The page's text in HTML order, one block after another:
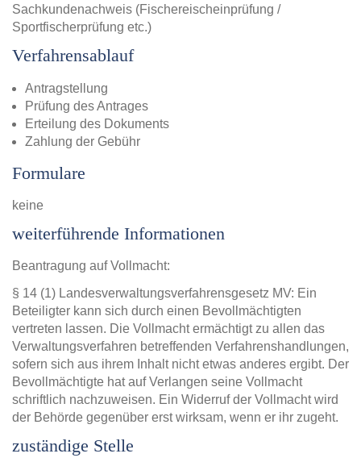
Sachkundenachweis (Fischereischeinprüfung /
Sportfischerprüfung etc.)
Verfahrensablauf
Antragstellung
Prüfung des Antrages
Erteilung des Dokuments
Zahlung der Gebühr
Formulare
keine
weiterführende Informationen
Beantragung auf Vollmacht:
§ 14 (1) Landesverwaltungsverfahrensgesetz MV: Ein
Beteiligter kann sich durch einen Bevollmächtigten
vertreten lassen. Die Vollmacht ermächtigt zu allen das
Verwaltungsverfahren betreffenden Verfahrenshandlungen,
sofern sich aus ihrem Inhalt nicht etwas anderes ergibt. Der
Bevollmächtigte hat auf Verlangen seine Vollmacht
schriftlich nachzuweisen. Ein Widerruf der Vollmacht wird
der Behörde gegenüber erst wirksam, wenn er ihr zugeht.
zuständige Stelle